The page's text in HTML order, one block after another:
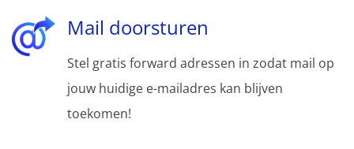
Mail doorsturen
Stel gratis forward adressen in zodat mail op
jouw huidige e-mailadres kan blijven
toekomen!